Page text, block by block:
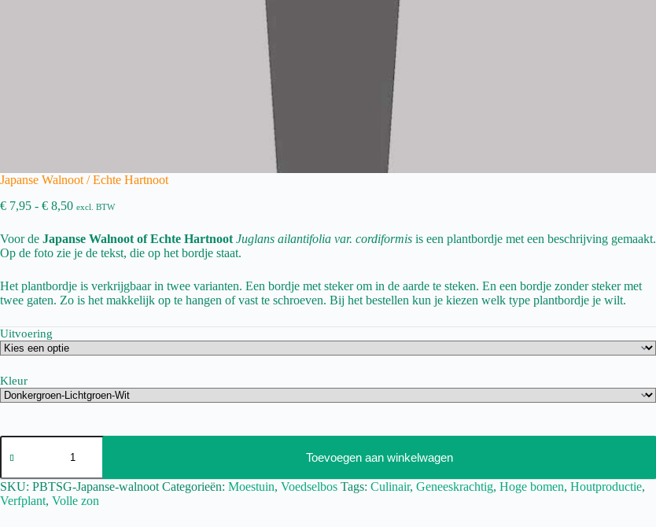
Japanse Walnoot / Echte Hartnoot
€ 7,95 - € 8,50Prijsklasse:
€ 8,50
excl. BTW
Voor de Japanse Walnoot of Echte Hartnoot Juglans ailantifolia var. cordiformis is een plantbordje met een beschrijving gemaakt.
Op de foto zie je de tekst, die op het bordje staat.
Het plantbordje is verkrijgbaar in twee varianten. Een bordje met steker om in de aarde te steken. En een bordje zonder steker met
twee gaten. Zo is het makkelijk op te hangen of vast te schroeven. Bij het bestellen kun je kiezen welk type plantbordje je wilt.
Uitvoering
Kleur
Toevoegen aan winkelwagen
SKU: PBTSG-Japanse-walnoot Categorieën: Moestuin, Voedselbos Tags: Culinair, Geneeskrachtig, Hoge bomen, Houtproductie,
Verfplant, Volle zon